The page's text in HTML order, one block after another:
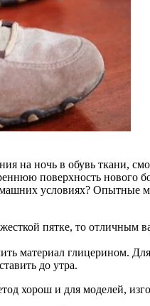
на ночь в обувь ткани,
поверхность нового
условиях? Опытные
пятке, то отличным
материал глицерином.
до утра.
хорош и для моделей,